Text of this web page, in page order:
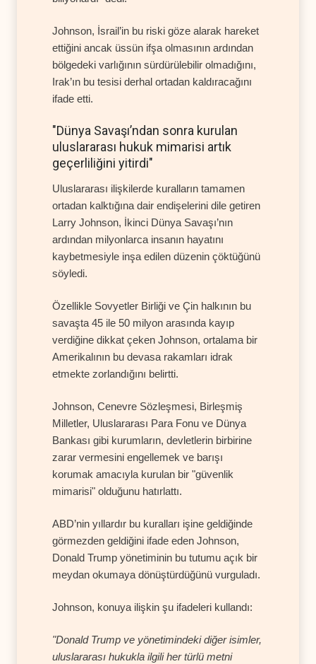
Johnson, İsrail’in bu riski göze alarak hareket
ettiğini ancak üssün ifşa olmasının ardından
bölgedeki varlığının sürdürülebilir olmadığını,
Irak’ın bu tesisi derhal ortadan kaldıracağını
ifade etti.
"Dünya Savaşı’ndan sonra kurulan
uluslararası hukuk mimarisi artık
geçerliliğini yitirdi"
Uluslararası ilişkilerde kuralların tamamen
ortadan kalktığına dair endişelerini dile getiren
Larry Johnson, İkinci Dünya Savaşı’nın
ardından milyonlarca insanın hayatını
kaybetmesiyle inşa edilen düzenin çöktüğünü
söyledi.
Özellikle Sovyetler Birliği ve Çin halkının bu
savaşta 45 ile 50 milyon arasında kayıp
verdiğine dikkat çeken Johnson, ortalama bir
Amerikalının bu devasa rakamları idrak
etmekte zorlandığını belirtti.
Johnson, Cenevre Sözleşmesi, Birleşmiş
Milletler, Uluslararası Para Fonu ve Dünya
Bankası gibi kurumların, devletlerin birbirine
zarar vermesini engellemek ve barışı
korumak amacıyla kurulan bir "güvenlik
mimarisi" olduğunu hatırlattı.
ABD’nin yıllardır bu kuralları işine geldiğinde
görmezden geldiğini ifade eden Johnson,
Donald Trump yönetiminin bu tutumu açık bir
meydan okumaya dönüştürdüğünü vurguladı.
Johnson, konuya ilişkin şu ifadeleri kullandı:
"Donald Trump ve yönetimindeki diğer isimler,
uluslararası hukukla ilgili her türlü metni